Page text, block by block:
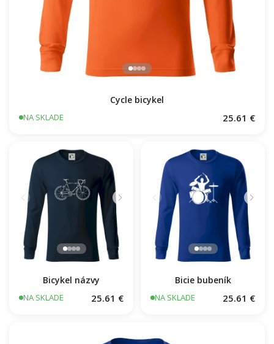
Cycle bicykel
NA SKLADE 25.61 €
Bicykel názvy
NA SKLADE 25.61 €
Bicie bubeník
NA SKLADE 25.61 €